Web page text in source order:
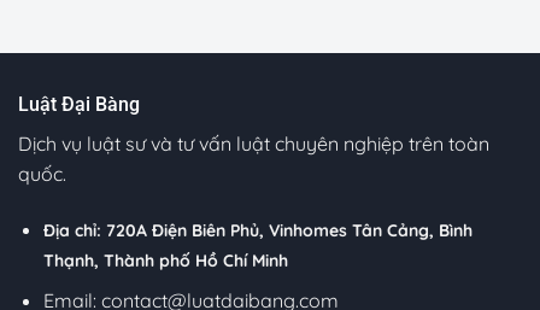
Luật Đại Bàng
Dịch vụ luật sư và tư vấn luật chuyên nghiệp trên toàn
quốc.
Địa chỉ: 720A Điện Biên Phủ, Vinhomes Tân Cảng, Bình
Thạnh, Thành phố Hồ Chí Minh
Email: contact@luatdaibang.com